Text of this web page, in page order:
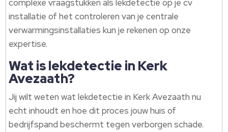
complexe vraagstukken als lekdetectie op je cv
installatie of het controleren van je centrale
verwarmingsinstallaties kun je rekenen op onze
expertise.​
Wat is lekdetectie in Kerk
Avezaath?
Jij wilt weten wat lekdetectie in Kerk Avezaath nu
echt inhoudt en hoe dit proces jouw huis of
bedrijfspand beschermt tegen verborgen schade.​